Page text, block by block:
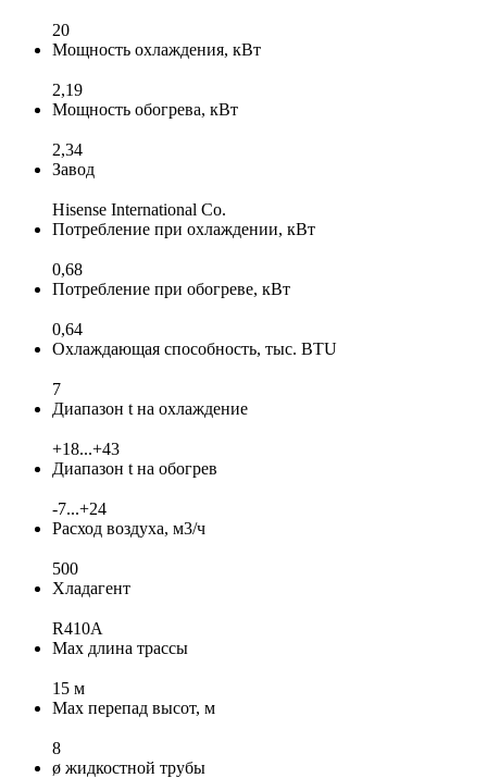
20
Мощность охлаждения, кВт
2,19
Мощность обогрева, кВт
2,34
Завод
Hisense International Co.
Потребление при охлаждении, кВт
0,68
Потребление при обогреве, кВт
0,64
Охлаждающая способность, тыс. BTU
7
Диапазон t на охлаждение
+18...+43
Диапазон t на обогрев
-7...+24
Расход воздуха, м3/ч
500
Хладагент
R410A
Max длина трассы
15 м
Max перепад высот, м
8
ø жидкостной трубы